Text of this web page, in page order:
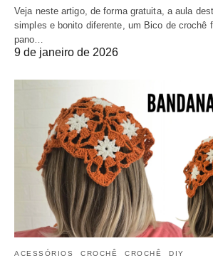
Veja neste artigo, de forma gratuita, a aula
simples e bonito diferente, um Bico de crochê
pano…
9 de janeiro de 2026
ACESSÓRIOS CROCHÊ CROCHÊ DIY